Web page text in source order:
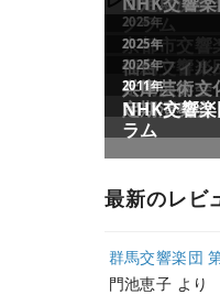
最新のレビ
群馬交響楽団
門池恵子 より